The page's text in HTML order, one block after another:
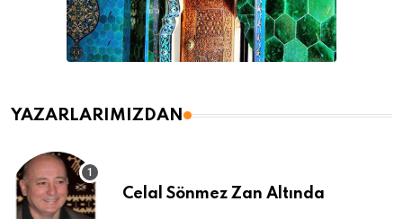
YAZARLARIMIZDAN
Celal Sönmez Zan Altında